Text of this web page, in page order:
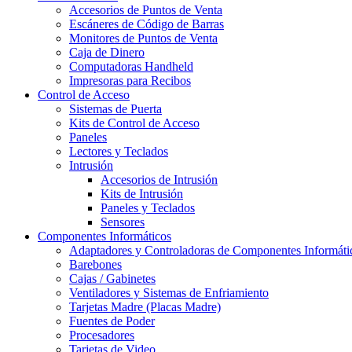
Accesorios de Puntos de Venta
Escáneres de Código de Barras
Monitores de Puntos de Venta
Caja de Dinero
Computadoras Handheld
Impresoras para Recibos
Control de Acceso
Sistemas de Puerta
Kits de Control de Acceso
Paneles
Lectores y Teclados
Intrusión
Accesorios de Intrusión
Kits de Intrusión
Paneles y Teclados
Sensores
Componentes Informáticos
Adaptadores y Controladoras de Componentes
Barebones
Cajas / Gabinetes
Ventiladores y Sistemas de Enfriamiento
Tarjetas Madre (Placas Madre)
Fuentes de Poder
Procesadores
Tarjetas de Video